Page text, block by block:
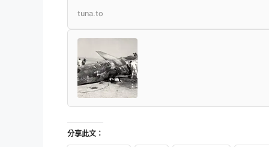
tuna.to
分享此文：